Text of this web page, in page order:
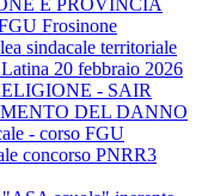
E PROVINCIA
Frosinone
sindacale territoriale
20 febbraio 2026
- SAIR
DEL DANNO
- corso FGU
concorso PNRR3